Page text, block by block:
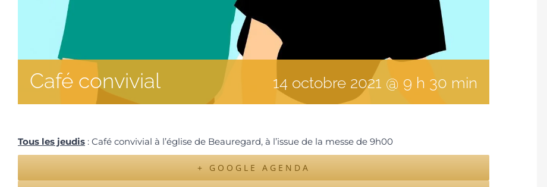
Café convivial 14 octobre 2021 @ 9 h 30 min
Tous les jeudis : Café convivial à l’église de Beauregard, à l’issue de la messe de 9h00
+ GOOGLE AGENDA